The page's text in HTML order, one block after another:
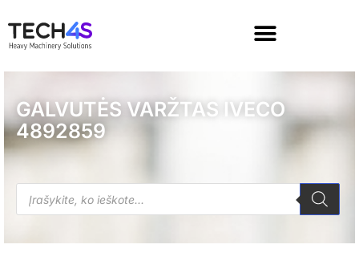
GALVUTĖS VARŽTAS IVECO
4892859